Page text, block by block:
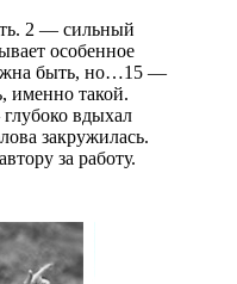
2 — сильный
особенное
быть, но…15 —
именно такой.
вдыхал
закружилась.
за работу.